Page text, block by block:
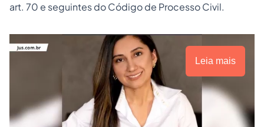
art. 70 e seguintes do Código de Processo Civil.
Leia mais